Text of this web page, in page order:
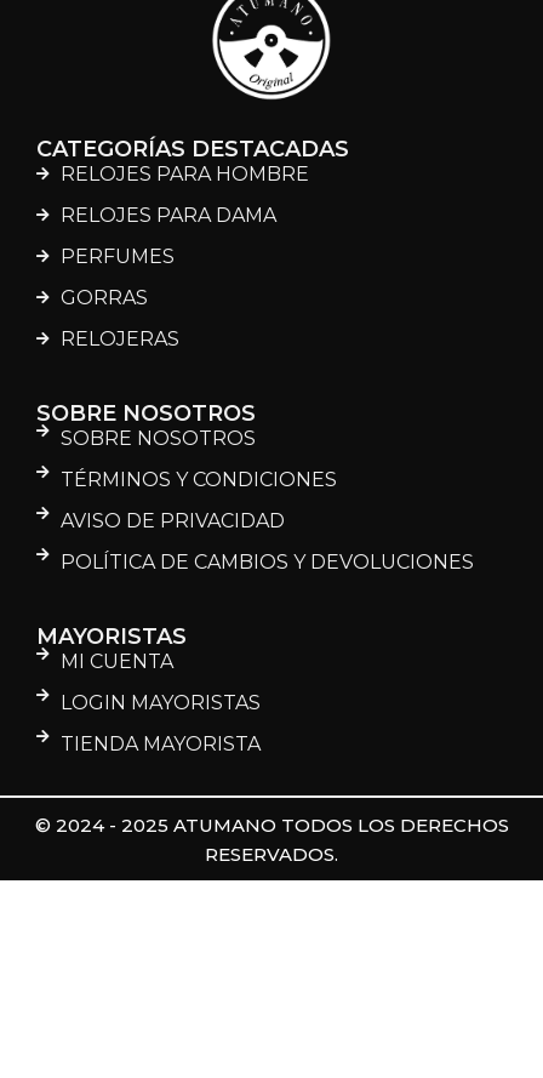
CATEGORÍAS DESTACADAS
RELOJES PARA HOMBRE
RELOJES PARA DAMA
PERFUMES
GORRAS
RELOJERAS
SOBRE NOSOTROS
SOBRE NOSOTROS
TÉRMINOS Y CONDICIONES
AVISO DE PRIVACIDAD
POLÍTICA DE CAMBIOS Y DEVOLUCIONES
MAYORISTAS
MI CUENTA
LOGIN MAYORISTAS
TIENDA MAYORISTA
© 2024 - 2025 ATUMANO TODOS LOS DERECHOS
RESERVADOS.